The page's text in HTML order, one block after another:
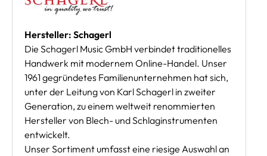
Hersteller: Schagerl
Die Schagerl Music GmbH verbindet traditionelles
Handwerk mit modernem Online-Handel. Unser
1961 gegründetes Familienunternehmen hat sich,
unter der Leitung von Karl Schagerl in zweiter
Generation, zu einem weltweit renommierten
Hersteller von Blech- und Schlaginstrumenten
entwickelt.
Unser Sortiment umfasst eine riesige Auswahl an